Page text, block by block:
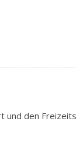
und den